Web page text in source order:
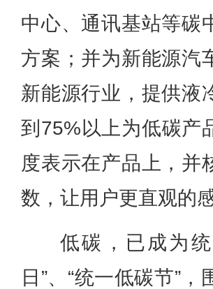
中心、通讯基站等碳
方案；并为新能源汽
新能源行业，提供液
到75%以上为低碳产
度表示在产品上，并
数，让用户更直观的
低碳，已成为
日”、“统一低碳节”